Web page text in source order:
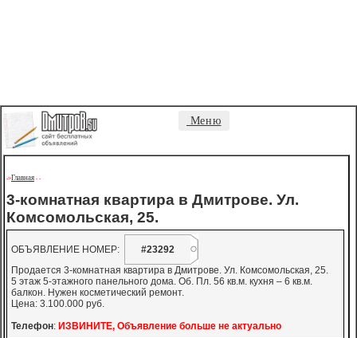
Меню
->Главная - -
3-комнатная квартира в Дмитрове. Ул.
Комсомольская, 25.
ОБЪЯВЛЕНИЕ НОМЕР:
#23292
Продается 3-комнатная квартира в Дмитрове. Ул. Комсомольская, 25.
5 этаж 5-этажного панельного дома. Об. Пл. 56 кв.м. кухня – 6 кв.м.
балкон. Нужен косметический ремонт.
Цена: 3.100.000 руб.
Телефон: ИЗВИНИТЕ, Объявление больше не актуально